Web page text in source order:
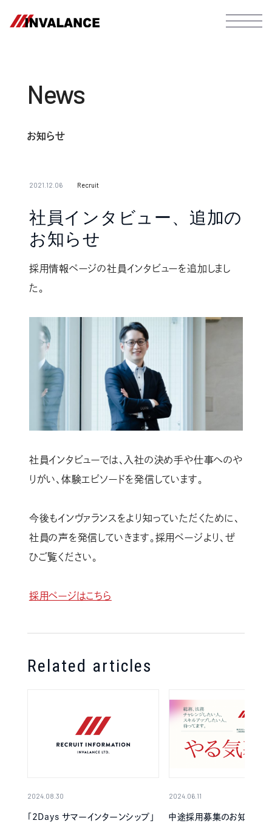
News
お知らせ
2021.12.06 Recruit
社員インタビュー、追加の
お知らせ
採用情報ページの社員インタビューを追加しまし
た。
社員インタビューでは、入社の決め手や仕事へのや
りがい、体験エピソードを発信しています。
今後もインヴァランスをより知っていただくために、
社員の声を発信していきます。採用ページより、ぜ
ひご覧ください。
採用ページはこちら
Related articles
2024.08.30
｢2Days サマーインターンシップ｣
2024.06.11
中途採用募集のお知らせ